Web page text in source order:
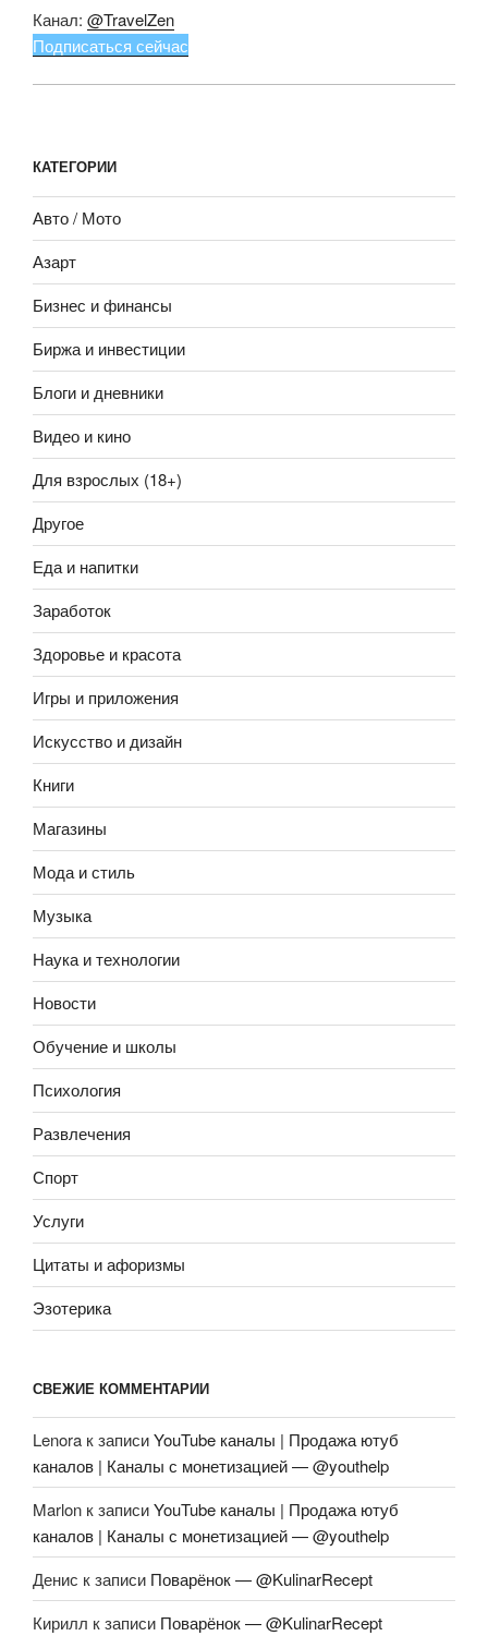
Канал: @TravelZen
Подписаться сейчас
КАТЕГОРИИ
Авто / Мото
Азарт
Бизнес и финансы
Биржа и инвестиции
Блоги и дневники
Видео и кино
Для взрослых (18+)
Другое
Еда и напитки
Заработок
Здоровье и красота
Игры и приложения
Искусство и дизайн
Книги
Магазины
Мода и стиль
Музыка
Наука и технологии
Новости
Обучение и школы
Психология
Развлечения
Спорт
Услуги
Цитаты и афоризмы
Эзотерика
СВЕЖИЕ КОММЕНТАРИИ
Lenora к записиYouTube каналы | Продажа ютуб
каналов | Каналы с монетизацией — @youthelp
Marlon к записиYouTube каналы | Продажа ютуб
каналов | Каналы с монетизацией — @youthelp
Денис к записи Поварёнок — @KulinarRecept
Кирилл к записи Поварёнок — @KulinarRecept